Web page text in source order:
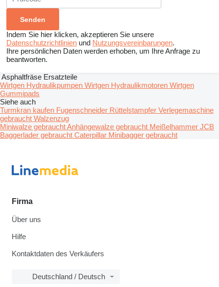
Indem Sie hier klicken, akzeptieren Sie unsere
Datenschutzrichtlinien und Nutzungsvereinbarungen.
Ihre persönlichen Daten werden erhoben, um Ihre Anfrage zu
beantworten.
Siehe auch
Turmkran kaufen Fugenschneider Rüttelstampfer Verlegemaschine
gebraucht Walzenzug
Miniwalze gebrauchtAnhängewalze gebraucht Meißelhammer JCB
Baggerlader gebraucht Caterpillar Minibagger gebraucht
Asphaltfräse Ersatzteile
Wirtgen Hydraulikpumpen Wirtgen Hydraulikmotoren Wirtgen
Gummipads
Firma
Über uns
Hilfe
Kontaktdaten des Verkäufers
Deutschland / Deutsch